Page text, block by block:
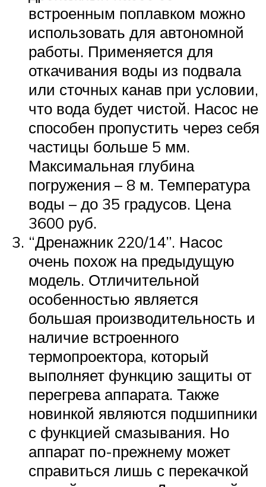
встроенным поплавком можно
использовать для автономной
работы. Применяется для
откачивания воды из подвала
или сточных канав при условии,
что вода будет чистой. Насос не
способен пропустить через себя
частицы больше 5 мм.
Максимальная глубина
погружения – 8 м. Температура
воды – до 35 градусов. Цена
3600 руб.
“Дренажник 220/14”. Насос
очень похож на предыдущую
модель. Отличительной
особенностью является
большая производительность и
наличие встроенного
термопроектора, который
выполняет функцию защиты от
перегрева аппарата. Также
новинкой являются подшипники
с функцией смазывания. Но
аппарат по-прежнему может
справиться лишь с перекачкой